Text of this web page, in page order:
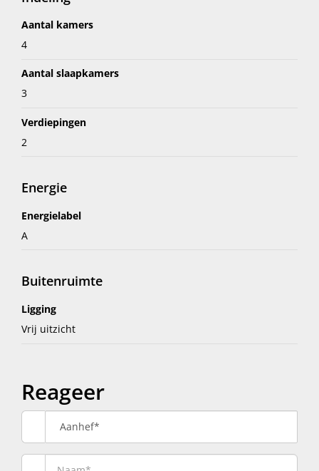
- huurperiode maximaal 12 maanden;
Aantal kamers
4
Aantal slaapkamers
3
Verdiepingen
2
Energie
Energielabel
A
Buitenruimte
Ligging
Vrij uitzicht
Reageer
Aanhef*